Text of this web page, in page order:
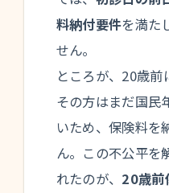
料納付要件を満た
せん。
ところが、20歳前
その方はまだ国民
いため、保険料を
ん。この不公平を
れたのが、 20歳前